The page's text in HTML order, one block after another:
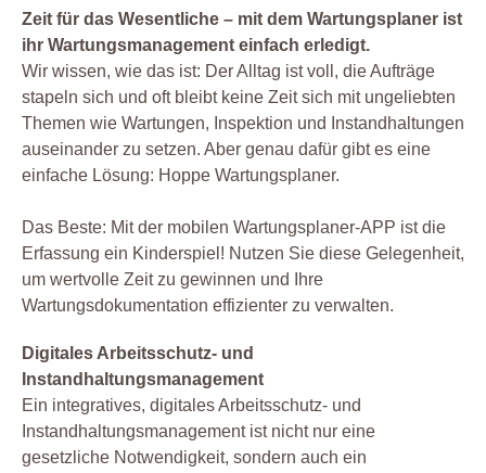
Zeit für das Wesentliche – mit dem Wartungsplaner ist
ihr Wartungsmanagement einfach erledigt.
Wir wissen, wie das ist: Der Alltag ist voll, die Aufträge
stapeln sich und oft bleibt keine Zeit sich mit ungeliebten
Themen wie Wartungen, Inspektion und Instandhaltungen
auseinander zu setzen. Aber genau dafür gibt es eine
einfache Lösung: Hoppe Wartungsplaner.
Das Beste: Mit der mobilen Wartungsplaner-APP ist die
Erfassung ein Kinderspiel! Nutzen Sie diese Gelegenheit,
um wertvolle Zeit zu gewinnen und Ihre
Wartungsdokumentation effizienter zu verwalten.
Digitales Arbeitsschutz- und
Instandhaltungsmanagement
Ein integratives, digitales Arbeitsschutz- und
Instandhaltungsmanagement ist nicht nur eine
gesetzliche Notwendigkeit, sondern auch ein